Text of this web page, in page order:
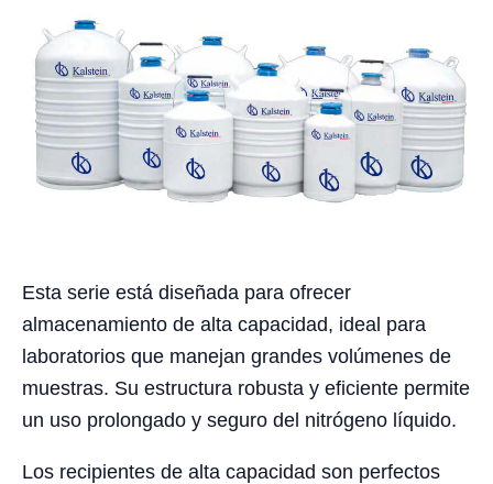
Esta serie está diseñada para ofrecer
almacenamiento de alta capacidad, ideal para
laboratorios que manejan grandes volúmenes de
muestras. Su estructura robusta y eficiente permite
un uso prolongado y seguro del nitrógeno líquido.
Los recipientes de alta capacidad son perfectos